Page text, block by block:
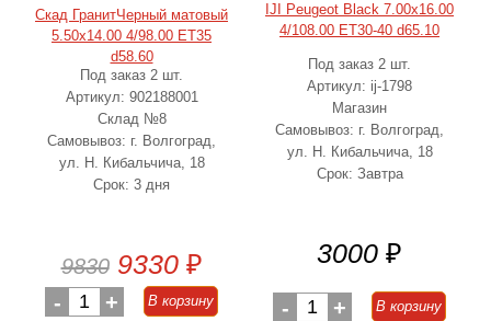
Скад ГранитЧерный матовый
5.50x14.00 4/98.00 ET35
d58.60
Под заказ 2 шт.
Артикул: 902188001
Склад №8
Самовывоз: г. Волгоград,
ул. Н. Кибальчича, 18
Срок: 3 дня
9830 9330 ₽
- 1 + В корзину
IJI Peugeot Black 7.00x16.00
4/108.00 ET30-40 d65.10
Под заказ 2 шт.
Артикул: ij-1798
Магазин
Самовывоз: г. Волгоград,
ул. Н. Кибальчича, 18
Срок: Завтра
3000 ₽
- 1 + В корзину